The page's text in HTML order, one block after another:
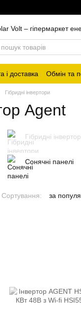
Знайшли
Volt – гіпермаркет
і доставка Обмін та
Гібридні інвертори
Agent
Гібридні
Сонячні панелі
Сортування: за